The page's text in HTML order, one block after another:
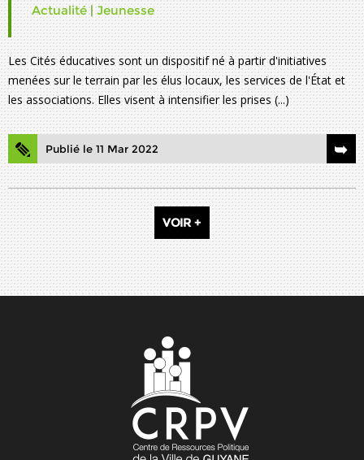
Actualité | Jeunesse
Les Cités éducatives sont un dispositif né à partir d'initiatives
menées sur le terrain par les élus locaux, les services de l'État et
les associations. Elles visent à intensifier les prises (...)
Publié le 11 Mar 2022
VOIR +